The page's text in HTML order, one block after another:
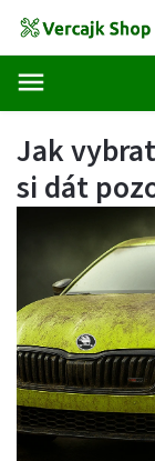
Jak
si dát